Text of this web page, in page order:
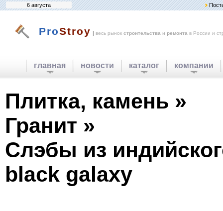
6 августа
ProStroy | весь рынок строительства и ремонта в России и
главная новости каталог компании
Плитка, камень »
Гранит »
Слэбы из
black galaxy